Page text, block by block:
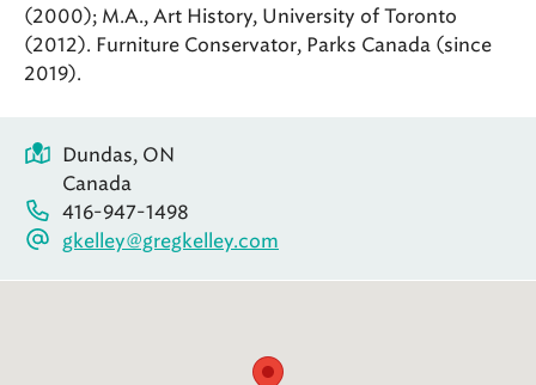
(2000); M.A., Art History, University of Toronto
(2012). Furniture Conservator, Parks Canada (since
2019).
Dundas, ON
Canada
416-947-1498
gkelley@gregkelley.com